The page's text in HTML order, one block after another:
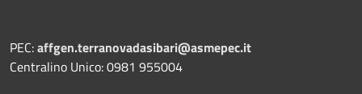
PEC:affgen.terranovadasibari@asmepec.it
Centralino Unico: 0981 955004